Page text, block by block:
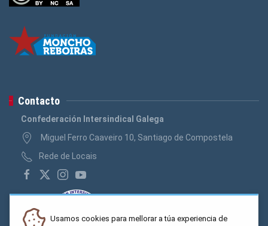
Contacto
Confederación Intersindical Galega
Miguel Ferro Caaveiro 10, Santiago de Compostela
Rede de Locais
Usamos cookies para mellorar a túa experiencia de